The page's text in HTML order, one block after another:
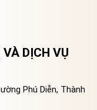
DỊCH VỤ
Phú Diễn, Thành